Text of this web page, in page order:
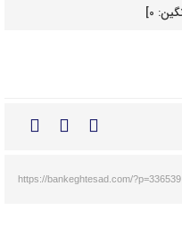
0
]
https://bankeghtesad.com/?p=336539